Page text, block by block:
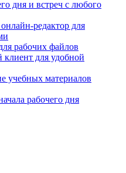
дня и встреч с любого
редактор для
рабочих файлов
для удобной
учебных материалов
рабочего дня